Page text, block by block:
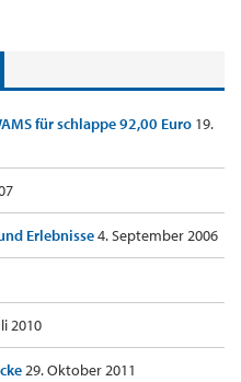
für schlappe 92,00 Euro 19.
Erlebnisse4. September 2006
2010
29. Oktober 2011